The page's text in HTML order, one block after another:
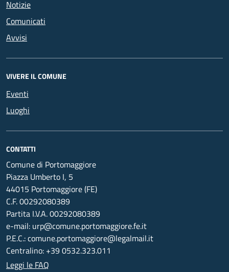
Notizie
Comunicati
Avvisi
VIVERE IL COMUNE
Eventi
Luoghi
CONTATTI
Comune di Portomaggiore
Piazza Umberto I, 5
44015 Portomaggiore (FE)
C.F. 00292080389
Partita I.V.A. 00292080389
e-mail: urp@comune.portomaggiore.fe.it
P.E.C.: comune.portomaggiore@legalmail.it
Centralino: +39 0532.323.011
Leggi le FAQ